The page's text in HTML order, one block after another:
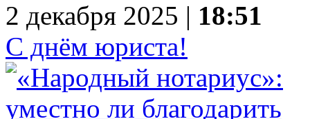
2 декабря 2025 | 18:51
С днём юриста!